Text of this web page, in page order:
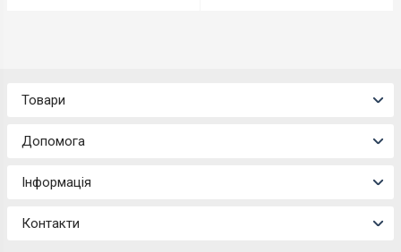
Товари
Допомога
Інформація
Контакти